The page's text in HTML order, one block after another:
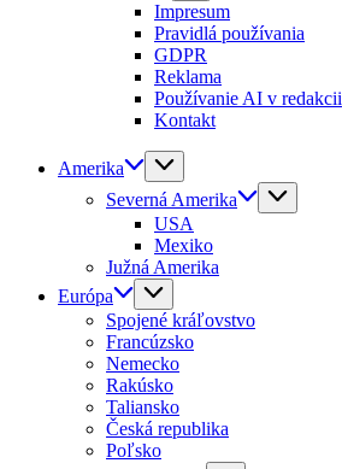
Impresum
Pravidlá používania
GDPR
Reklama
Používanie AI v redakcii
Kontakt
Amerika
Severná Amerika
USA
Mexiko
Južná Amerika
Európa
Spojené kráľovstvo
Francúzsko
Nemecko
Rakúsko
Taliansko
Česká republika
Poľsko